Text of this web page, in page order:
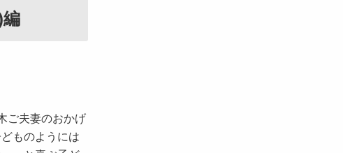
ご夫妻のおかげ
ものようには